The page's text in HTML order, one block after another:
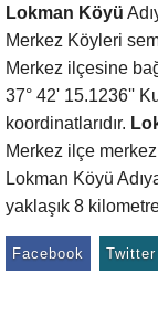
Lokman Köyü
Merkez Köyleri
Merkez ilçesine
37° 42' 15.1236''
koordinatlarıdır.
Merkez ilçe
Lokman Köyü
yaklaşık 8
Facebook Twitter